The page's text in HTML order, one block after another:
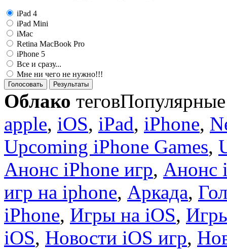
iPad 4
iPad Mini
iMac
Retina MacBook Pro
iPhone 5
Все и сразу...
Мне ни чего не нужно!!!
Голосовать Результаты
Облако теговПопулярные
apple, iOS, iPad, iPhone,
Upcoming iPhone Games,
Анонс iPhone игр, Анонс
игр на iphone, Аркада,
iPhone, Игры на iOS,
iOS, Новости iOS игр,